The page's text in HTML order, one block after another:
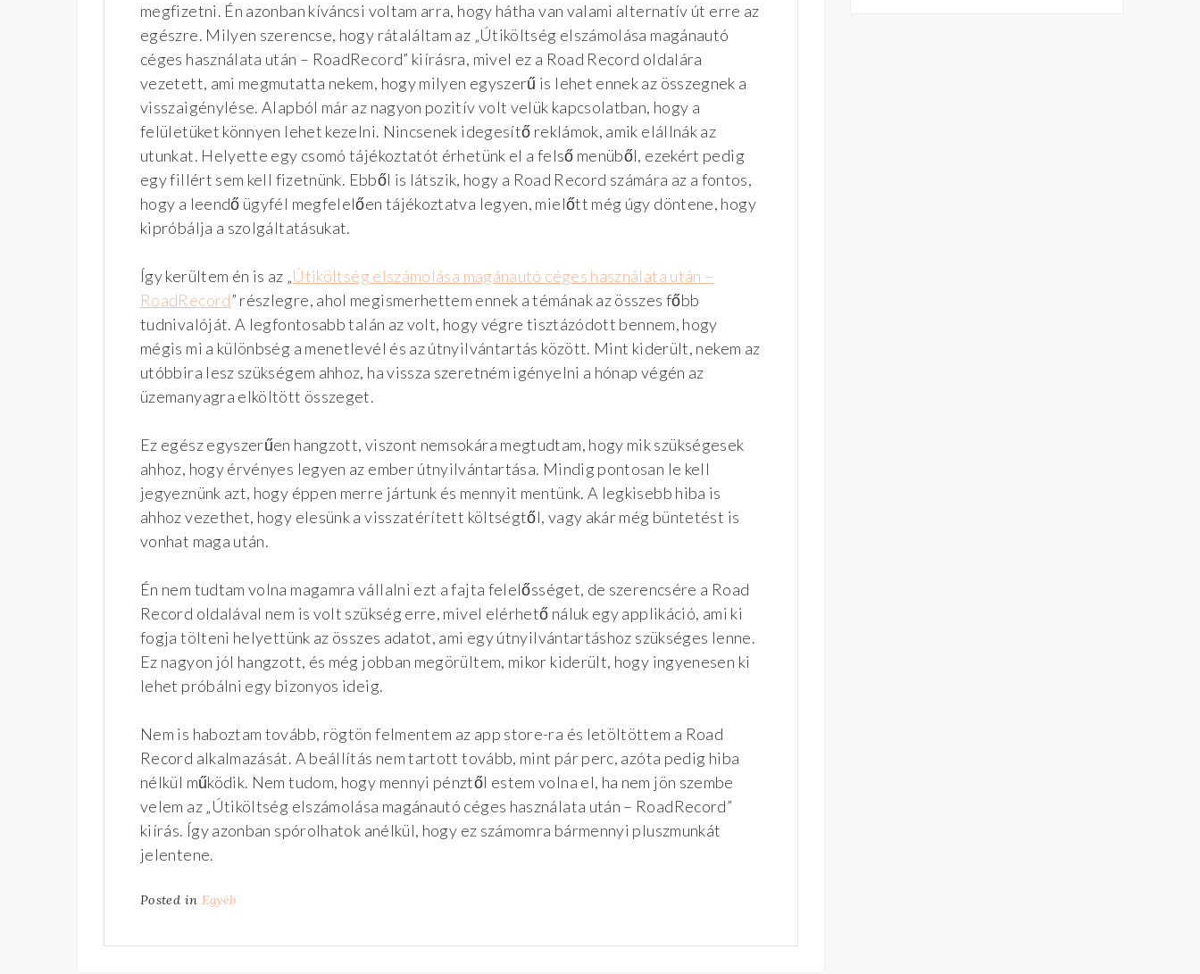
megfizetni. Én azonban kíváncsi voltam arra, hogy hátha van valami alternatív út erre az
egészre. Milyen szerencse, hogy rátaláltam az „Útiköltség elszámolása magánautó
céges használata után – RoadRecord” kiírásra, mivel ez a Road Record oldalára
vezetett, ami megmutatta nekem, hogy milyen egyszerű is lehet ennek az összegnek a
visszaigénylése. Alapból már az nagyon pozitív volt velük kapcsolatban, hogy a
felületüket könnyen lehet kezelni. Nincsenek idegesítő reklámok, amik elállnák az
utunkat. Helyette egy csomó tájékoztatót érhetünk el a felső menüből, ezekért pedig
egy fillért sem kell fizetnünk. Ebből is látszik, hogy a Road Record számára az a fontos,
hogy a leendő ügyfél megfelelően tájékoztatva legyen, mielőtt még úgy döntene, hogy
kipróbálja a szolgáltatásukat.
Így kerültem én is az „Útiköltség elszámolása magánautó céges használata után –
RoadRecord” részlegre, ahol megismerhettem ennek a témának az összes főbb
tudnivalóját. A legfontosabb talán az volt, hogy végre tisztázódott bennem, hogy
mégis mi a különbség a menetlevél és az útnyilvántartás között. Mint kiderült, nekem az
utóbbira lesz szükségem ahhoz, ha vissza szeretném igényelni a hónap végén az
üzemanyagra elköltött összeget.
Ez egész egyszerűen hangzott, viszont nemsokára megtudtam, hogy mik szükségesek
ahhoz, hogy érvényes legyen az ember útnyilvántartása. Mindig pontosan le kell
jegyeznünk azt, hogy éppen merre jártunk és mennyit mentünk. A legkisebb hiba is
ahhoz vezethet, hogy elesünk a visszatérített költségtől, vagy akár még büntetést is
vonhat maga után.
Én nem tudtam volna magamra vállalni ezt a fajta felelősséget, de szerencsére a Road
Record oldalával nem is volt szükség erre, mivel elérhető náluk egy applikáció, ami ki
fogja tölteni helyettünk az összes adatot, ami egy útnyilvántartáshoz szükséges lenne.
Ez nagyon jól hangzott, és még jobban megörültem, mikor kiderült, hogy ingyenesen ki
lehet próbálni egy bizonyos ideig.
Nem is haboztam tovább, rögtön felmentem az app store-ra és letöltöttem a Road
Record alkalmazását. A beállítás nem tartott tovább, mint pár perc, azóta pedig hiba
nélkül működik. Nem tudom, hogy mennyi pénztől estem volna el, ha nem jön szembe
velem az „Útiköltség elszámolása magánautó céges használata után – RoadRecord”
kiírás. Így azonban spórolhatok anélkül, hogy ez számomra bármennyi pluszmunkát
jelentene.
Posted in Egyéb